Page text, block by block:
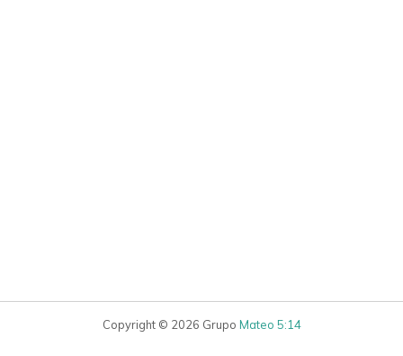
Copyright © 2026 Grupo Mateo 5:14